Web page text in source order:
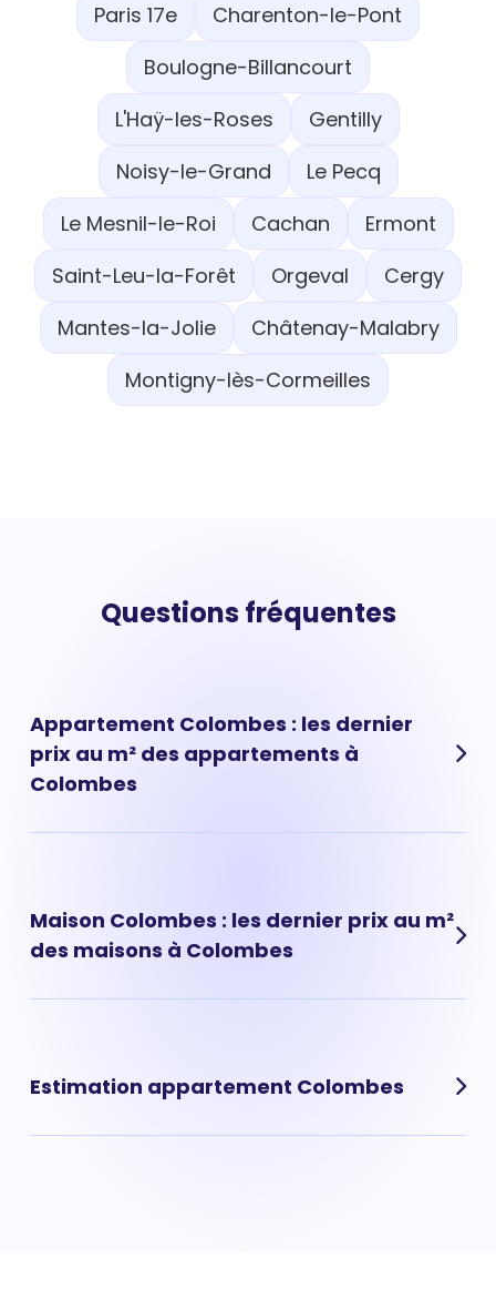
Paris 17e
Charenton-le-Pont
Boulogne-Billancourt
L'Haÿ-les-Roses
Gentilly
Noisy-le-Grand
Le Pecq
Le Mesnil-le-Roi
Cachan
Ermont
Saint-Leu-la-Forêt
Orgeval
Cergy
Mantes-la-Jolie
Châtenay-Malabry
Montigny-lès-Cormeilles
Questions fréquentes
Appartement Colombes : les dernier
prix au m² des appartements à
Colombes
Maison Colombes : les dernier prix au m²
des maisons à Colombes
Estimation appartement Colombes